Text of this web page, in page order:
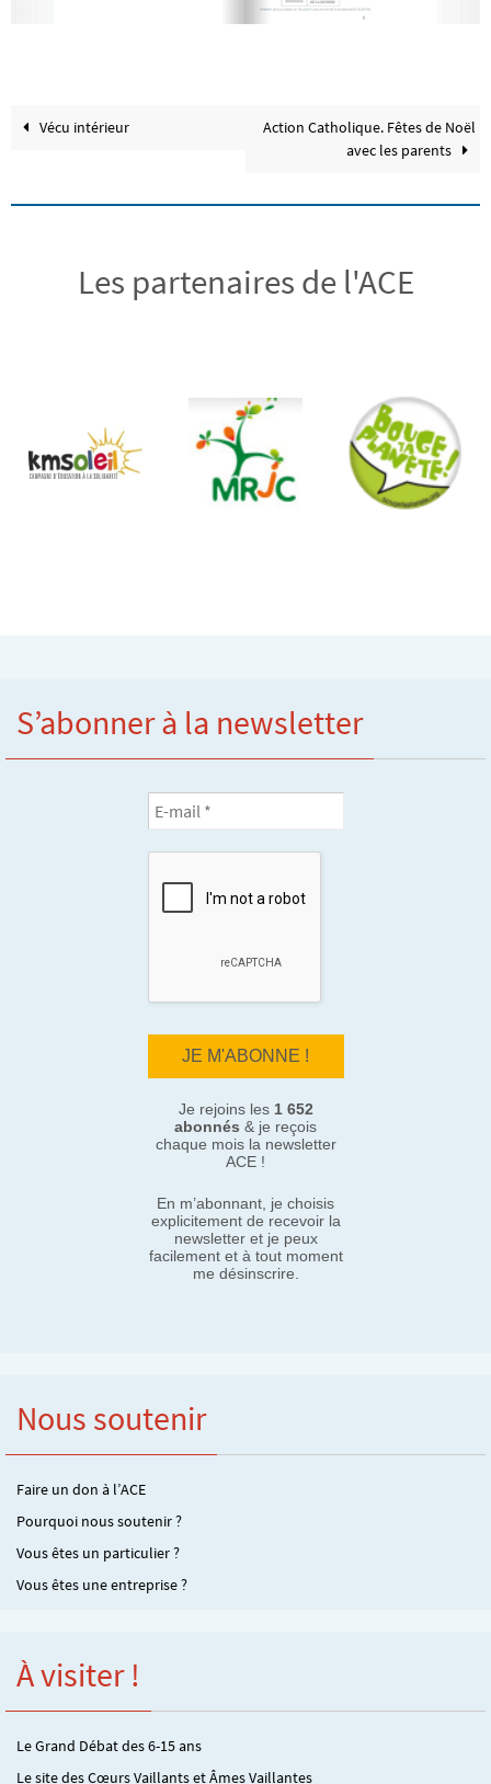
Vécu intérieur
Action Catholique. Fêtes de Noël
avec les parents
Les partenaires de l'ACE
S’abonner à la newsletter
Je rejoins les 1 652
abonnés & je reçois
chaque mois la newsletter
ACE !
En m’abonnant, je choisis
explicitement de recevoir la
newsletter et je peux
facilement et à tout moment
me désinscrire.
Nous soutenir
Faire un don à l’ACE
Pourquoi nous soutenir ?
Vous êtes un particulier ?
Vous êtes une entreprise ?
À visiter !
Le Grand Débat des 6-15 ans
Le site des Cœurs Vaillants et Âmes Vaillantes